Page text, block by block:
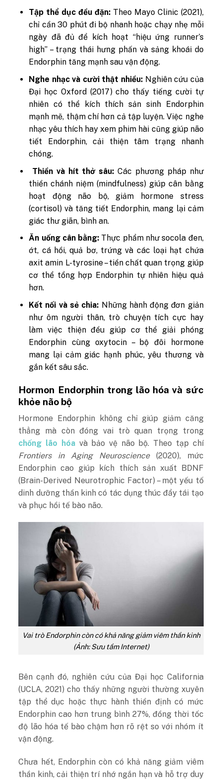
Tập thể dục đều đặn:Theo Mayo Clinic (2021),
chỉ cần 30 phút đi bộ nhanh hoặc chạy nhẹ mỗi
ngày đã đủ để kích hoạt “hiệu ứng runner’s
high” – trạng thái hưng phấn và sảng khoái do
Endorphin tăng mạnh sau vận động.
Nghe nhạc và cười thật nhiều: Nghiên cứu của
Đại học Oxford (2017) cho thấy tiếng cười tự
nhiên có thể kích thích sản sinh Endorphin
mạnh mẽ, thậm chí hơn cả tập luyện. Việc nghe
nhạc yêu thích hay xem phim hài cũng giúp não
tiết Endorphin, cải thiện tâm trạng nhanh
chóng.
Thiền và hít thở sâu:Các phương pháp như
thiền chánh niệm (mindfulness) giúp cân bằng
hoạt động não bộ, giảm hormone stress
(cortisol) và tăng tiết Endorphin, mang lại cảm
giác thư giãn, bình an.
Ăn uống cân bằng: Thực phẩm như socola đen,
ớt, cá hồi, quả bơ, trứng và các loại hạt chứa
axit amin L-tyrosine – tiền chất quan trọng giúp
cơ thể tổng hợp Endorphin tự nhiên hiệu quả
hơn.
Kết nối và sẻ chia: Những hành động đơn giản
như ôm người thân, trò chuyện tích cực hay
làm việc thiện đều giúp cơ thể giải phóng
Endorphin cùng oxytocin – bộ đôi hormone
mang lại cảm giác hạnh phúc, yêu thương và
gắn kết sâu sắc.
Hormon Endorphin trong lão hóa và sức
khỏe não bộ
Hormone Endorphin không chỉ giúp giảm căng
thẳng mà còn đóng vai trò quan trọng trong
chống lão hóavà bảo vệ não bộ. Theo tạp chí
Frontiers in Aging Neuroscience(2020), mức
Endorphin cao giúp kích thích sản xuất BDNF
(Brain-Derived Neurotrophic Factor) – một yếu tố
dinh dưỡng thần kinh có tác dụng thúc đẩy tái tạo
và phục hồi tế bào não.
Vai trò Endorphin còn có khả năng giảm viêm thần kinh
(Ảnh: Sưu tầm Internet)
Bên cạnh đó, nghiên cứu của Đại học California
(UCLA, 2021) cho thấy những người thường xuyên
tập thể dục hoặc thực hành thiền định có mức
Endorphin cao hơn trung bình 27%, đồng thời tốc
độ lão hóa tế bào chậm hơn rõ rệt so với nhóm ít
vận động.
Chưa hết, Endorphin còn có khả năng giảm viêm
thần kinh, cải thiện trí nhớ ngắn hạn và hỗ trợ duy